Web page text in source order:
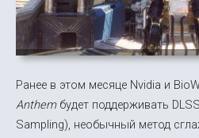
Ранее в этом месяце Nvidia и
Anthem будет поддерживать
Sampling), необычный метод